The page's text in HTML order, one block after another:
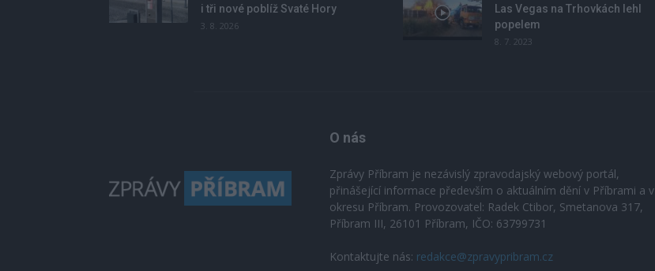
i tři nové poblíž Svaté Hory
3. 8. 2026
Las Vegas na Trhovkách lehl
popelem
8. 7. 2023
O nás
Zprávy Příbram je nezávislý zpravodajský webový portál,
přinášející informace především o aktuálním dění v Příbrami a v
okresu Příbram. Provozovatel: Radek Ctibor, Smetanova 317,
Příbram III, 26101 Příbram, IČO: 63799731
Kontaktujte nás: redakce@zpravypribram.cz